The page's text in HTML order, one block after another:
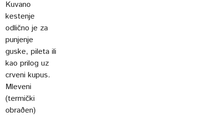
Kuvano
kestenje
odlično je za
punjenje
guske, pileta ili
kao prilog uz
crveni kupus.
Mleveni
(termički
obraðen)